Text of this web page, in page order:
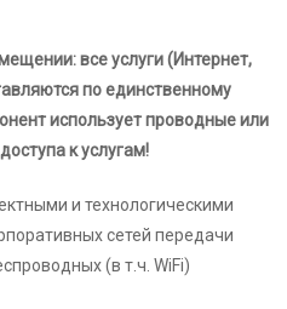
все услуги (Интернет,
по единственному
использует проводные или
к услугам!
и технологическими
сетей передачи
(в т.ч. WiFi)